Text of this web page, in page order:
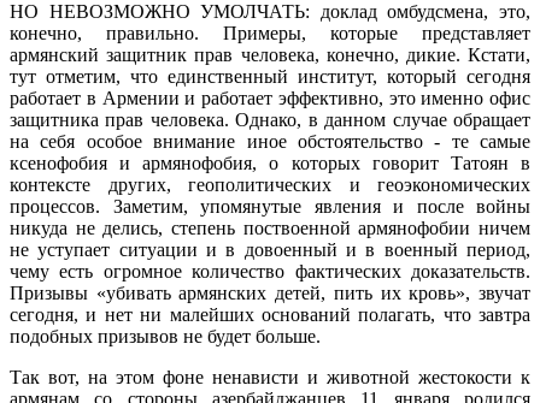
НО НЕВОЗМОЖНО УМОЛЧАТЬ: доклад омбудсмена, это,
конечно, правильно. Примеры, которые представляет
армянский защитник прав человека, конечно, дикие. Кстати,
тут отметим, что единственный институт, который сегодня
работает в Армении и работает эффективно, это именно офис
защитника прав человека. Однако, в данном случае обращает
на себя особое внимание иное обстоятельство - те самые
ксенофобия и армянофобия, о которых говорит Татоян в
контексте других, геополитических и геоэкономических
процессов. Заметим, упомянутые явления и после войны
никуда не делись, степень поствоенной армянофобии ничем
не уступает ситуации и в довоенный и в военный период,
чему есть огромное количество фактических доказательств.
Призывы «убивать армянских детей, пить их кровь», звучат
сегодня, и нет ни малейших оснований полагать, что завтра
подобных призывов не будет больше.
Так вот, на этом фоне ненависти и животной жестокости к
армянам со стороны азербайджанцев 11 января родился